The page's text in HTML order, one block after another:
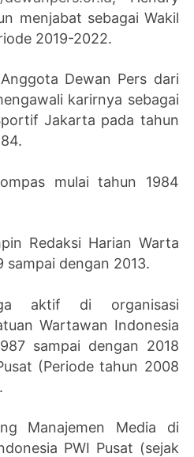
menjabat sebagai Wakil
2019-2022.
Dewan Pers dari
karirnya sebagai
Jakarta pada tahun
mulai tahun 1984
Redaksi Harian Warta
sampai dengan 2013.
aktif di organisasi
Wartawan Indonesia
sampai dengan 2018
(Periode tahun 2008
Manajemen Media di
PWI Pusat (sejak